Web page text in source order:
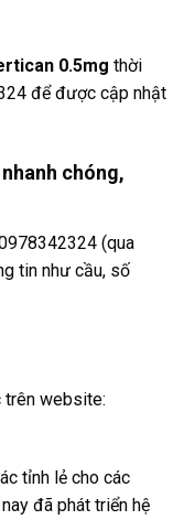
0.5mg thời
để được cập nhật
chóng,
(qua
tin như cầu, số
trên website:
tỉnh lẻ cho các
đã phát triển hệ